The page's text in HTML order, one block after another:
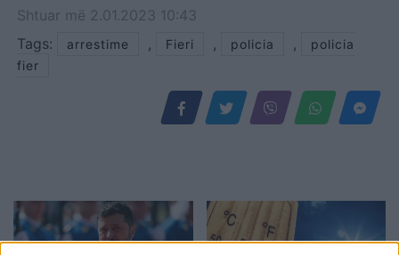
Shtuar më 2.01.2023 10:43
Tags:
arrestime , Fieri , policia ,
policia
fier